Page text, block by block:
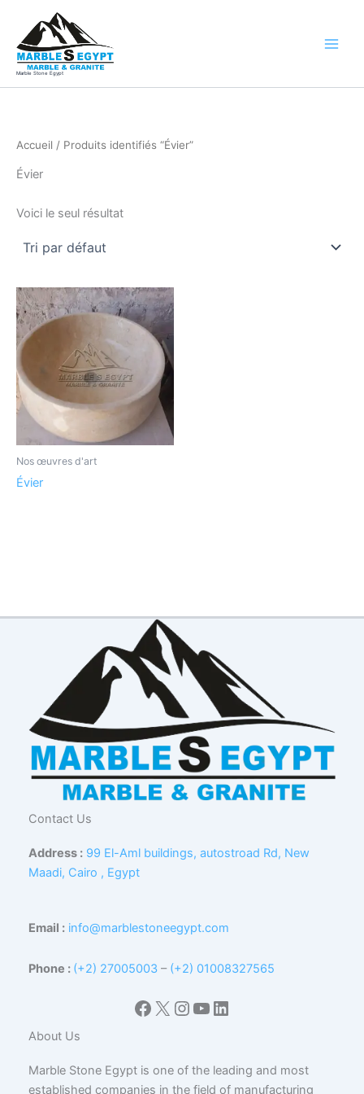
contenu
Marble Stone Egypt
Accueil / Produits identifiés “Évier”
Évier
Voici le seul résultat
Nos œuvres d'art
Évier
Contact Us
Address : 99 El-Aml buildings, autostroad Rd, New
Maadi, Cairo , Egypt
Email : info@marblestoneegypt.com
Phone : (+2) 27005003 – (+2) 01008327565
Facebook
X Instagram
YouTube
LinkedIn
About Us
Marble Stone Egypt is one of the leading and most
established companies in the field of manufacturing